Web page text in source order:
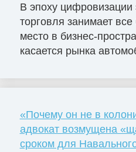
В эпоху цифровизации
торговля занимает
место в бизнес-
касается рынка
«Почему он не в
адвокат возмущена
сроком для